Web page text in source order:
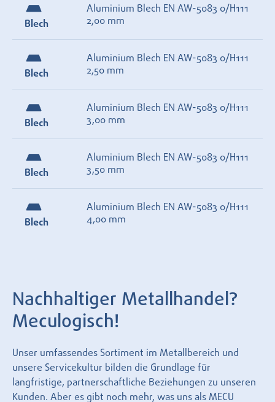
Blech
Aluminium Blech EN AW-5083 0/H111
2,00 mm
Blech
Aluminium Blech EN AW-5083 0/H111
2,50 mm
Blech
Aluminium Blech EN AW-5083 0/H111
3,00 mm
Blech
Aluminium Blech EN AW-5083 0/H111
3,50 mm
Blech
Aluminium Blech EN AW-5083 0/H111
4,00 mm
Nachhaltiger Metallhandel?
Meculogisch!
Unser umfassendes Sortiment im Metallbereich und
unsere Servicekultur bilden die Grundlage für
langfristige, partnerschaftliche Beziehungen zu unseren
Kunden. Aber es gibt noch mehr, was uns als MECU